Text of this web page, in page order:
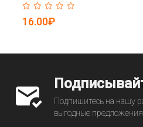
двигателя (арт. 25-
19085400)
16.00₽
Подпишитесь на нашу
выгодные